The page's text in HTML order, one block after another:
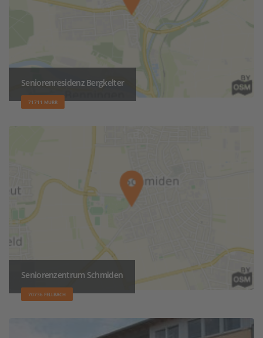
Seniorenresidenz Bergkelter
71711 MURR
Seniorenzentrum Schmiden
70736 FELLBACH